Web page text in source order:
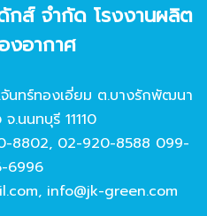
กส์ จํากัด โรงงานผลิต
งอากาศ
นทร์ทองเอี่ยม ต.บางรักพัฒนา
.นนทบุรี 11110
8802, 02-920-8588 099-
6996
, info@jk-green.com